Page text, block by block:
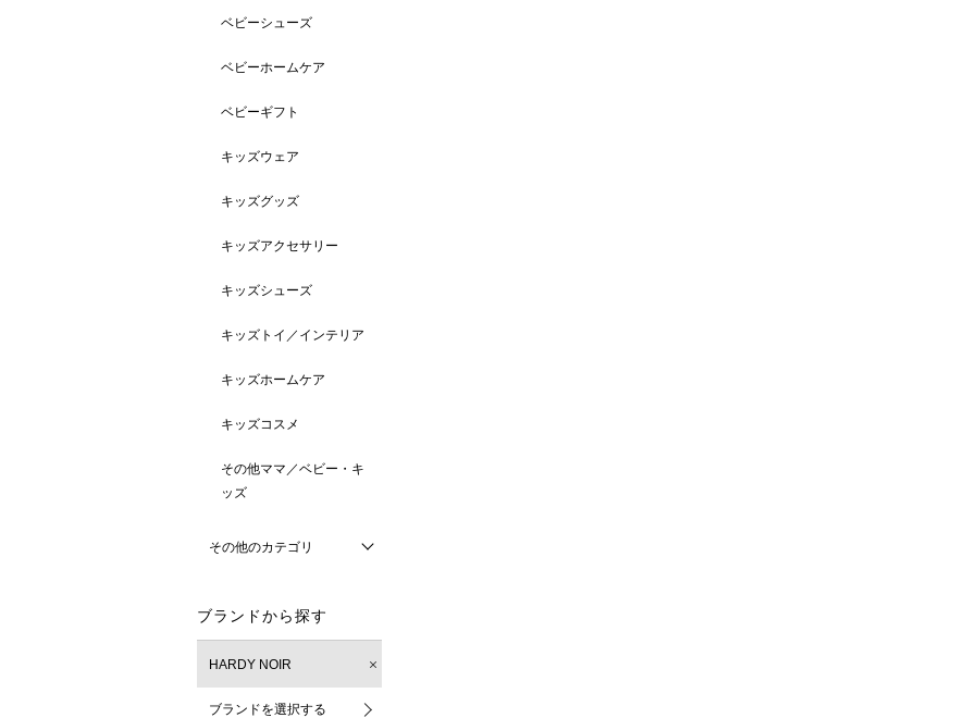
ベビーシューズ
ベビーホームケア
ベビーギフト
キッズウェア
キッズグッズ
キッズアクセサリー
キッズシューズ
キッズトイ／インテリア
キッズホームケア
キッズコスメ
その他ママ／ベビー・キ
ッズ
その他のカテゴリ
ブランドから探す
HARDY NOIR
ブランドを選択する